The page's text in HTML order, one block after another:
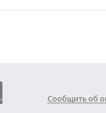
Сообщить об